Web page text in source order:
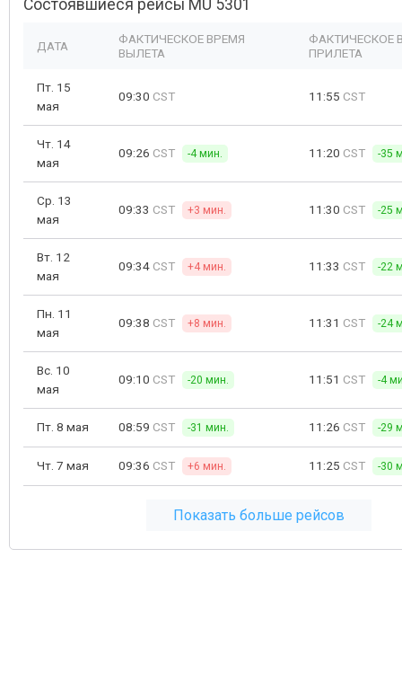
Состоявшиеся рейсы MU 5301
ДАТА
ФАКТИЧЕСКОЕ ВРЕМЯ
ВЫЛЕТА
ФАКТИЧЕСКОЕ
ПРИЛЕТА
Пт. 15
мая
09:30 CST 11:55 CST
Чт. 14
мая
09:26 CST -4 мин. 11:20 CST -35
Ср. 13
мая
09:33 CST +3 мин. 11:30 CST -25
Вт. 12
мая
09:34 CST +4 мин. 11:33 CST -22
Пн. 11
мая
09:38 CST +8 мин. 11:31 CST -24
Вс. 10
мая
09:10 CST -20 мин. 11:51 CST -4
Пт. 8 мая 08:59 CST -31 мин. 11:26 CST -29
Чт. 7 мая 09:36 CST +6 мин. 11:25 CST -30
Показать больше рейсов